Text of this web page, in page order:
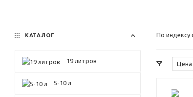
По индексу
Цена
КАТАЛОГ
19 литров
5-10 л